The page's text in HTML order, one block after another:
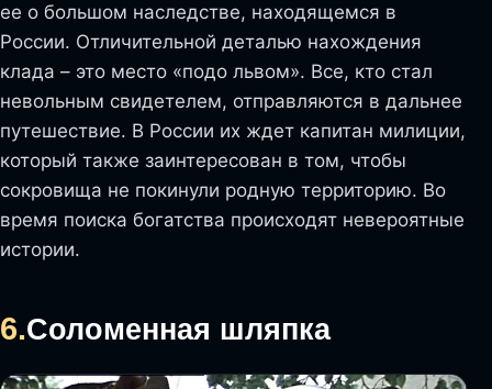
ее о большом наследстве, находящемся в
России. Отличительной деталью нахождения
клада – это место «подо львом». Все, кто стал
невольным свидетелем, отправляются в дальнее
путешествие. В России их ждет капитан милиции,
который также заинтересован в том, чтобы
сокровища не покинули родную территорию. Во
время поиска богатства происходят невероятные
истории.
6.Соломенная шляпка